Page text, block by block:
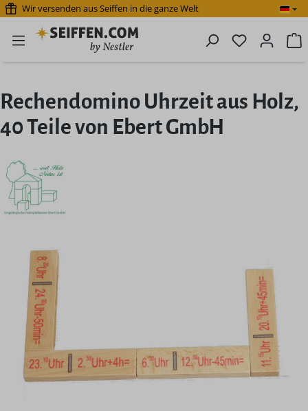
Zum Hauptinhalt springen
Wir versenden aus Seiffen in die ganze Welt
Du hast 0
Rechendomino Uhrzeit aus Holz,
40 Teile von Ebert GmbH
Bildergalerie überspringen